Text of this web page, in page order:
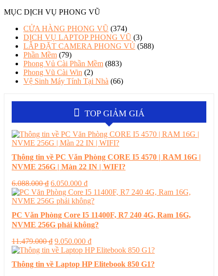
MỤC DỊCH VỤ PHONG VŨ
CỬA HÀNG PHONG VŨ (374)
DỊCH VỤ LAPTOP PHONG VŨ (3)
LẮP ĐẶT CAMERA PHONG VỦ (588)
Phần Mềm (79)
Phong Vủ Cài Phần Mềm (883)
Phong Vũ Cài Win (2)
Vệ Sinh Máy Tính Tại Nhà (66)
TOP GIẢM GIÁ
Thông tin về PC Văn Phòng CORE I5 4570 | RAM 16G |
NVME 256G | Màn 22 IN | WIFI?
6.088.000₫ Giá
gốc
là:
6.050.000 ₫Giá
hiện
tại
6.050.000 ₫.
PC Văn Phòng Core I5 11400F, R7 240 4G, Ram 16G,
NVME 256G phải không?
11.479.000₫ Giá
gốc
11.479.000 ₫.
9.050.000 ₫Giá
hiện
là:
Thông tin về Laptop HP Elitebook 850 G1?